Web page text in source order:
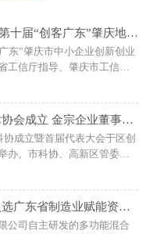
喜报 | 金宗企业荣获第十届“创客广东”肇庆地市赛二等奖
东”肇庆市中小企业创新创业
工信厅指导、肇庆市工信局
创未来”。广东金宗机械“水
肇庆高新区科学技术协会成立 金宗企业董事长钟日强当选副主席
成立暨首届代表大会于区创
办。市科协、高新区管委会
院校及金宗机械等企业代表
金宗企业两项产品入选广东省制造业赋能资源名录
公司自主研发的多功能混合